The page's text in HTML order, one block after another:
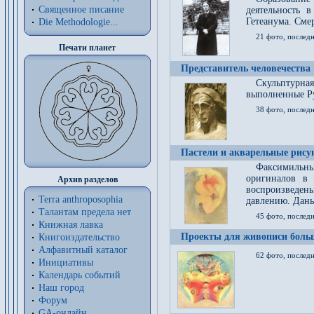
Священное писание
Die Methodologie...
Печати планет
Архив разделов
Terra anthroposophia
Талантам предела нет
Книжная лавка
Книгоиздательство
Алфавитный каталог
Инициативы
Календарь событий
Наш город
Форум
деятельность
Гетеанума.
21 фото,
Представитель человечества
выполненные
38 фото,
Пастели и акварельные
оригиналов
давлению.
45 фото,
Проекты для живописи
62 фото,